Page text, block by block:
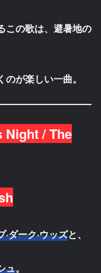
の歌は、避暑地の
が楽しい一曲。
Night / The
·ダーク·ウッズと、
ュ。